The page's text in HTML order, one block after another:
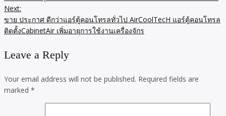
Next:
ขาย ประกาศ ดีกว่าแอร์ตู้คอนโทรลทั่วไป AirCoolTecH แอร์ตู้คอนโทรล
ติดตั้งCabinetAir เพิ่มอายุการใช้งานเครื่องจักร
Leave a Reply
Your email address will not be published. Required fields are
marked *